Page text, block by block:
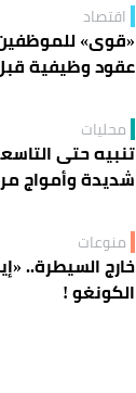
اقتصاد
«قوى»
عقود وظيفية
محليات
تنبيه حتى
منوعات
خارج السيطرة..
الكونغو !